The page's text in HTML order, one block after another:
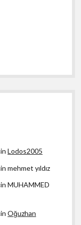
Lodos2005
mehmet yıldız
MUHAMMED
Oğuzhan